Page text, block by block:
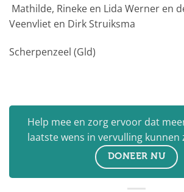
Mathilde, Rineke en Lida Werner en
Veenvliet en Dirk Struiksma
Scherpenzeel (Gld)
Help mee en zorg ervoor dat
laatste wens in vervulling kunnen
DONEER NU